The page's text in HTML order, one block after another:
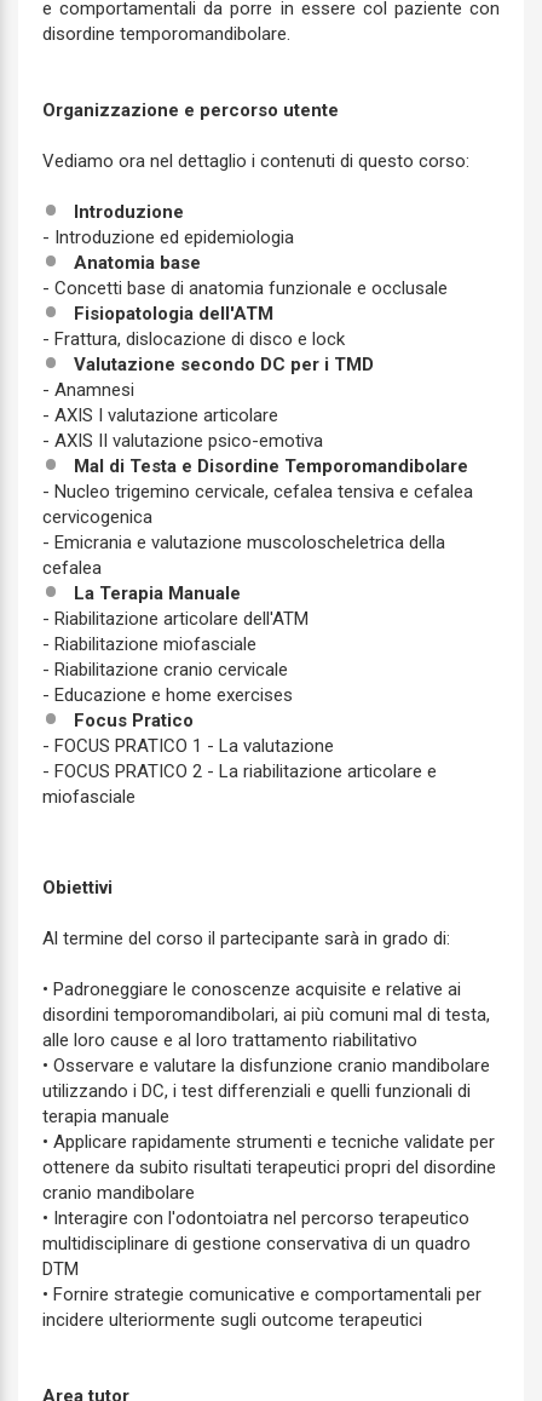
e comportamentali da porre in essere col paziente con
disordine temporomandibolare.
Organizzazione e percorso utente
Vediamo ora nel dettaglio i contenuti di questo corso:
Introduzione
- Introduzione ed epidemiologia
Anatomia base
- Concetti base di anatomia funzionale e occlusale
Fisiopatologia dell'ATM
- Frattura, dislocazione di disco e lock
Valutazione secondo DC per i TMD
- Anamnesi
- AXIS I valutazione articolare
- AXIS II valutazione psico-emotiva
Mal di Testa e Disordine Temporomandibolare
- Nucleo trigemino cervicale, cefalea tensiva e cefalea
cervicogenica
- Emicrania e valutazione muscoloscheletrica della
cefalea
La Terapia Manuale
- Riabilitazione articolare dell'ATM
- Riabilitazione miofasciale
- Riabilitazione cranio cervicale
- Educazione e home exercises
Focus Pratico
- FOCUS PRATICO 1 - La valutazione
- FOCUS PRATICO 2 - La riabilitazione articolare e
miofasciale
Obiettivi
Al termine del corso il partecipante sarà in grado di:
• Padroneggiare le conoscenze acquisite e relative ai
disordini temporomandibolari, ai più comuni mal di testa,
alle loro cause e al loro trattamento riabilitativo
• Osservare e valutare la disfunzione cranio mandibolare
utilizzando i DC, i test differenziali e quelli funzionali di
terapia manuale
• Applicare rapidamente strumenti e tecniche validate per
ottenere da subito risultati terapeutici propri del disordine
cranio mandibolare
• Interagire con l'odontoiatra nel percorso terapeutico
multidisciplinare di gestione conservativa di un quadro
DTM
• Fornire strategie comunicative e comportamentali per
incidere ulteriormente sugli outcome terapeutici
Area tutor